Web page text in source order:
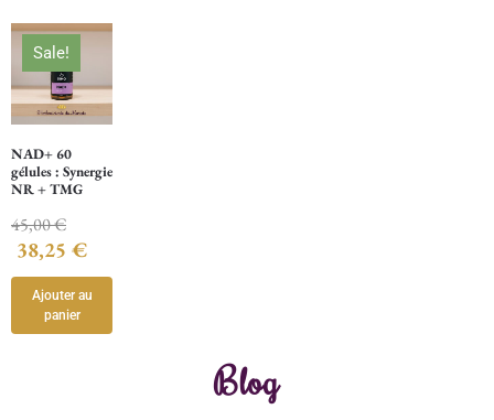
Sale!
NAD+ 60
gélules : Synergie
NR + TMG
45,00€
38,25 €
Ajouter au
panier
Blog